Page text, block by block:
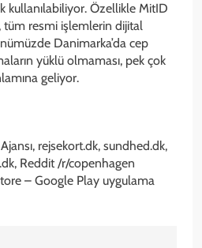
kullanılabiliyor. Özellikle MitID
tüm resmi işlemlerin dijital
Danimarka’da cep
yüklü olmaması, pek çok
geliyor.
rejsekort.dk, sundhed.dk,
Reddit /r/copenhagen
– Google Play uygulama